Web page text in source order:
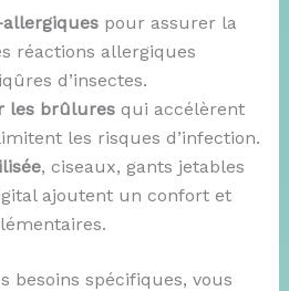
pour assurer la
réactions allergiques
d’insectes.
les brûluresqui accélèrent
les risques d’infection.
, ciseaux, gants jetables
ajoutent un confort et
besoins spécifiques, vous